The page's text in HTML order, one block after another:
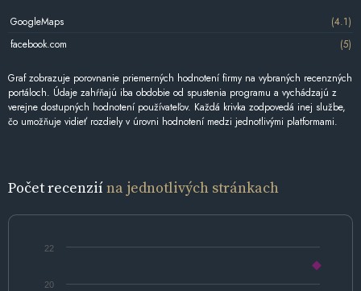
GoogleMaps
(4.1)
facebook.com
(5)
Graf zobrazuje porovnanie priemerných hodnotení firmy na vybraných recenzných
portáloch. Údaje zahŕňajú iba obdobie od spustenia programu a vychádzajú z
verejne dostupných hodnotení používateľov. Každá krivka zodpovedá inej službe,
čo umožňuje vidieť rozdiely v úrovni hodnotení medzi jednotlivými platformami.
Počet recenziína jednotlivých stránkach
20
22